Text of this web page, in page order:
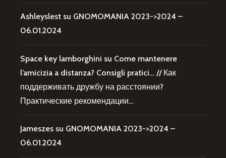
Ashleyslest su GNOMOMANIA 2023->2024 –
06.01.2024
Space key lamborghini su Come mantenere
l’amicizia a distanza? Consigli pratici… // Как
поддерживать дружбу на расстоянии?
Практические рекомендации…
Jameszes su GNOMOMANIA 2023->2024 –
06.01.2024